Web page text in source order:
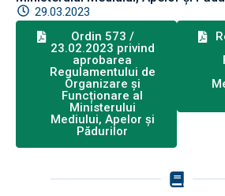
29.03.2023
Ordin 573 /
23.02.2023 privind
aprobarea
Regulamentului de
Organizare și
Funcționare al
Ministerului
Mediului, Apelor și
Pădurilor